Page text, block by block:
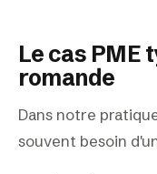
Le cas PME
romande
Dans notre
souvent besoin